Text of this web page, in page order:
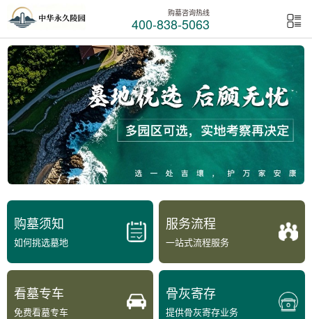
购墓咨询热线
400-838-5063
购墓须知
如何挑选墓地
服务流程
一站式流程服务
看墓专车
免费看墓专车
骨灰寄存
提供骨灰寄存业务